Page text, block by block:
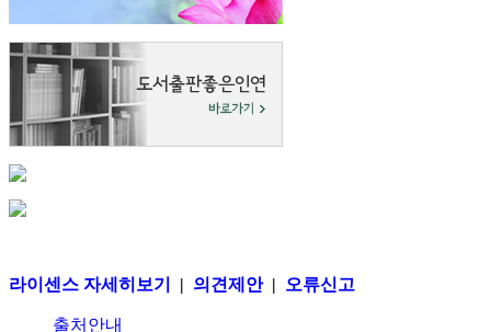
라이센스 자세히보기 | 의견제안| 오류신고
출처안내